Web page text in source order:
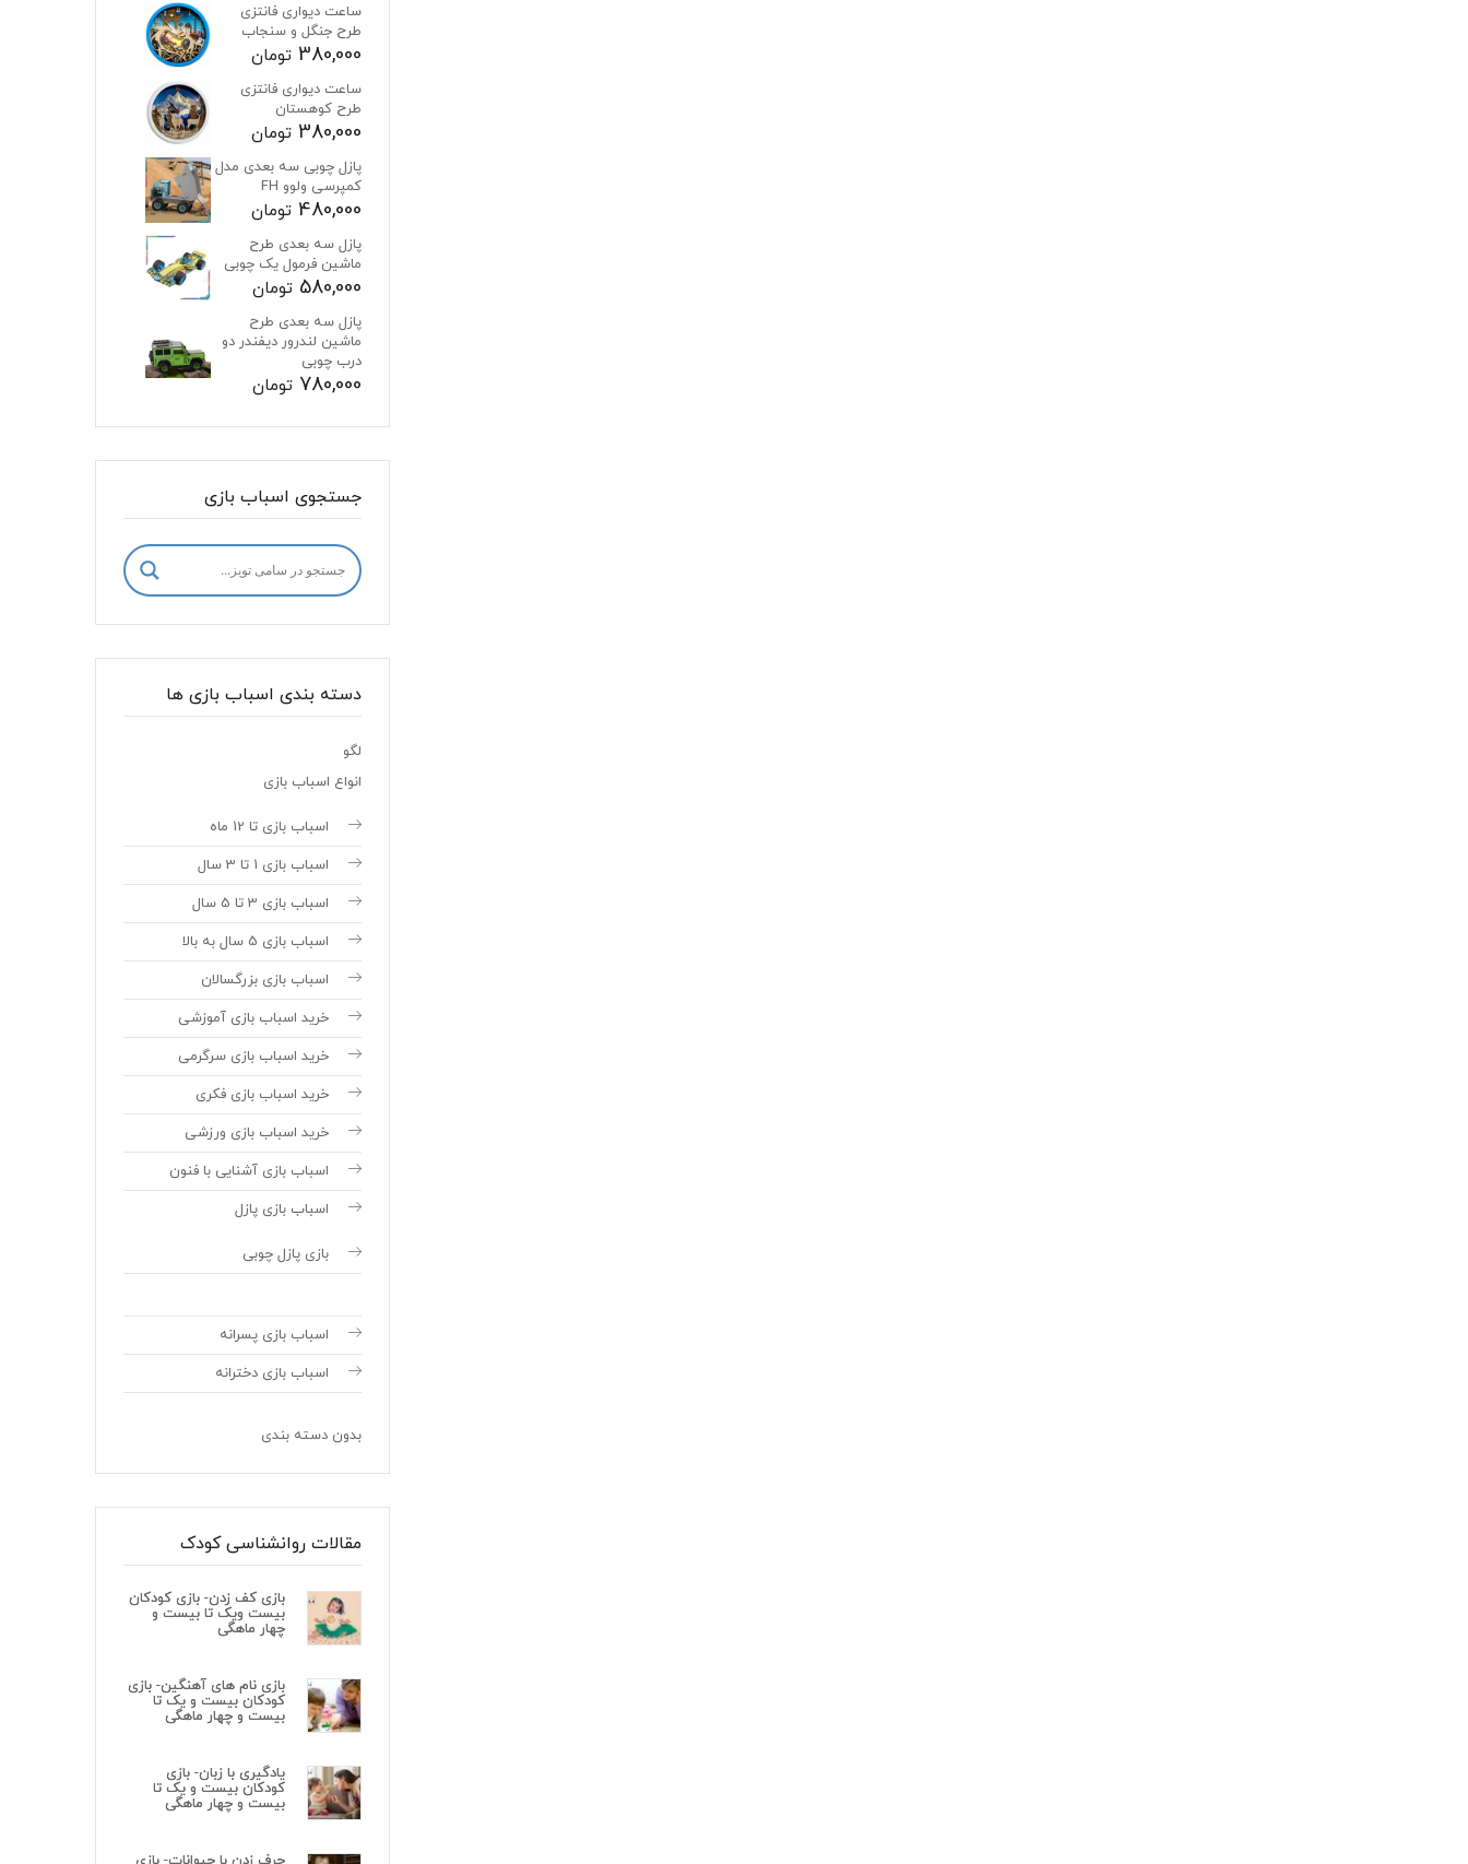
ساعت دیواری فانتزی
طرح جنگل و سنجاب
380,000 تومان
ساعت دیواری فانتزی
طرح کوهستان
380,000 تومان
پازل چوبی سه بعدی مدل
کمپرسی ولوو FH
480,000 تومان
پازل سه بعدی طرح
ماشین فرمول یک چوبی
580,000 تومان
پازل سه بعدی طرح
ماشین لندرور دیفندر دو
درب چوبی
780,000 تومان
جستجوی اسباب بازی
دسته بندی اسباب بازی ها
لگو
انواع اسباب بازی
اسباب بازی تا 12 ماه
اسباب بازی 1 تا 3 سال
اسباب بازی 3 تا 5 سال
اسباب بازی 5 سال به بالا
اسباب بازی بزرگسالان
خرید اسباب بازی آموزشی
خرید اسباب بازی سرگرمی
خرید اسباب بازی فکری
خرید اسباب بازی ورزشی
اسباب بازی آشنایی با فنون
اسباب بازی پازل
بازی پازل چوبی
اسباب بازی پسرانه
اسباب بازی دخترانه
بدون دسته بندی
مقالات روانشناسی کودک
بازی کف زدن- بازی کودکان
بیست ویک تا بیست و
چهار ماهگی
بازی نام های آهنگین- بازی
کودکان بیست و یک تا
بیست و چهار ماهگی
یادگیری با زبان- بازی
کودکان بیست و یک تا
بیست و چهار ماهگی